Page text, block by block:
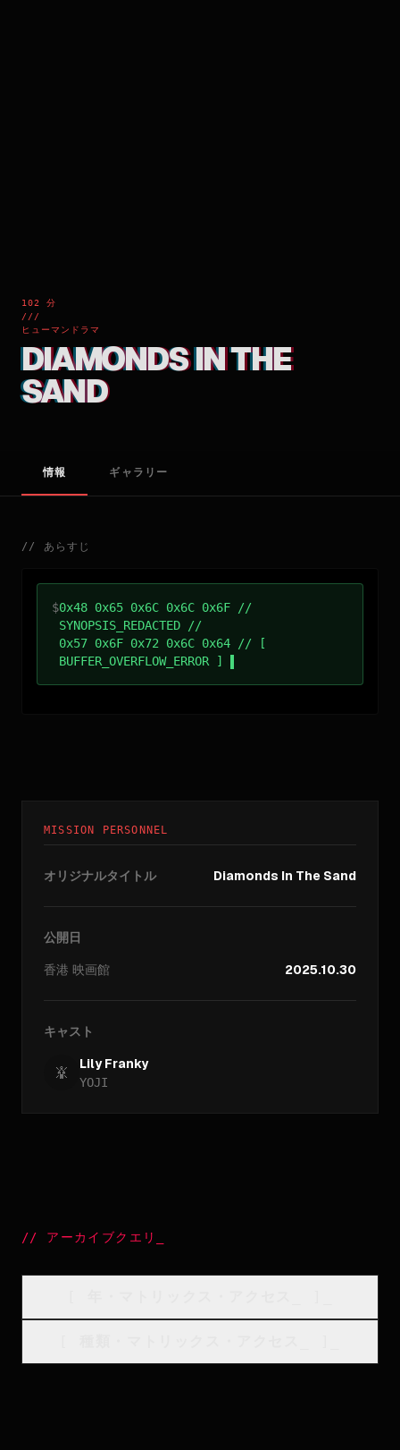
102 分
///
ヒューマンドラマ
DIAMONDS IN THE
SAND
情報 ギャラリー
// あらすじ
$0x48 0x65 0x6C 0x6C 0x6F //
SYNOPSIS_REDACTED //
0x57 0x6F 0x72 0x6C 0x64 // [
BUFFER_OVERFLOW_ERROR ]
MISSION PERSONNEL
オリジナルタイトル Diamonds In The Sand
公開日
香港 映画館 2025.10.30
キャスト
Lily Franky
YOJI
// アーカイブクエリ